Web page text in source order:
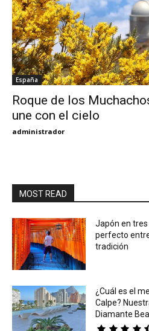
My
España
Roque de los
une con el cielo
administrador
MOST READ
Japón en
perfecto
tradición
¿Cuál es el
Calpe?
Diamante